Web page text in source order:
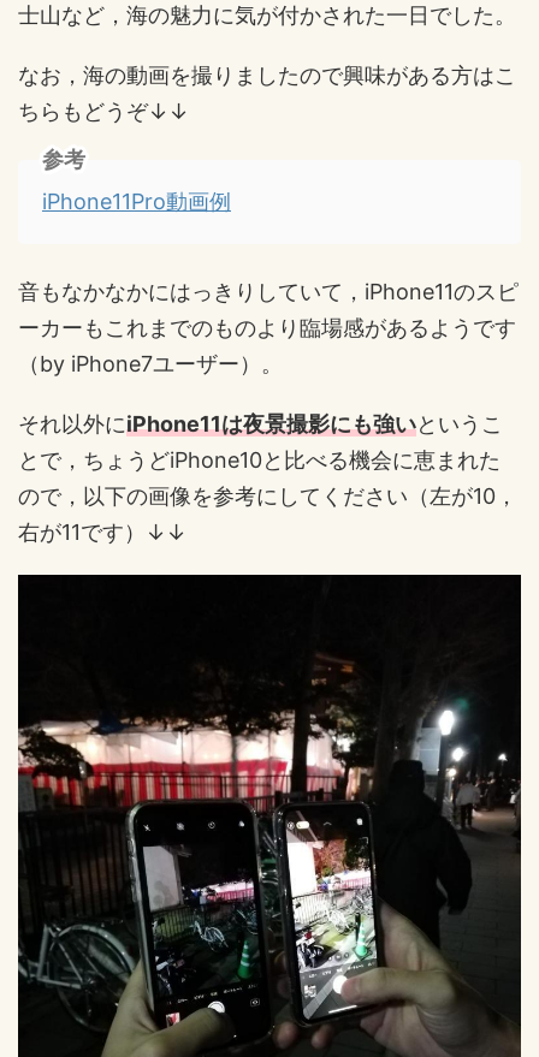
士山など，海の魅力に気が付かされた一日でした。
なお，海の動画を撮りましたので興味がある方はこ
ちらもどうぞ↓↓
参考
iPhone11Pro動画例
音もなかなかにはっきりしていて，iPhone11のスピ
ーカーもこれまでのものより臨場感があるようです
（by iPhone7ユーザー）。
それ以外にiPhone11は夜景撮影にも強いというこ
とで，ちょうどiPhone10と比べる機会に恵まれた
ので，以下の画像を参考にしてください（左が10，
右が11です）↓↓